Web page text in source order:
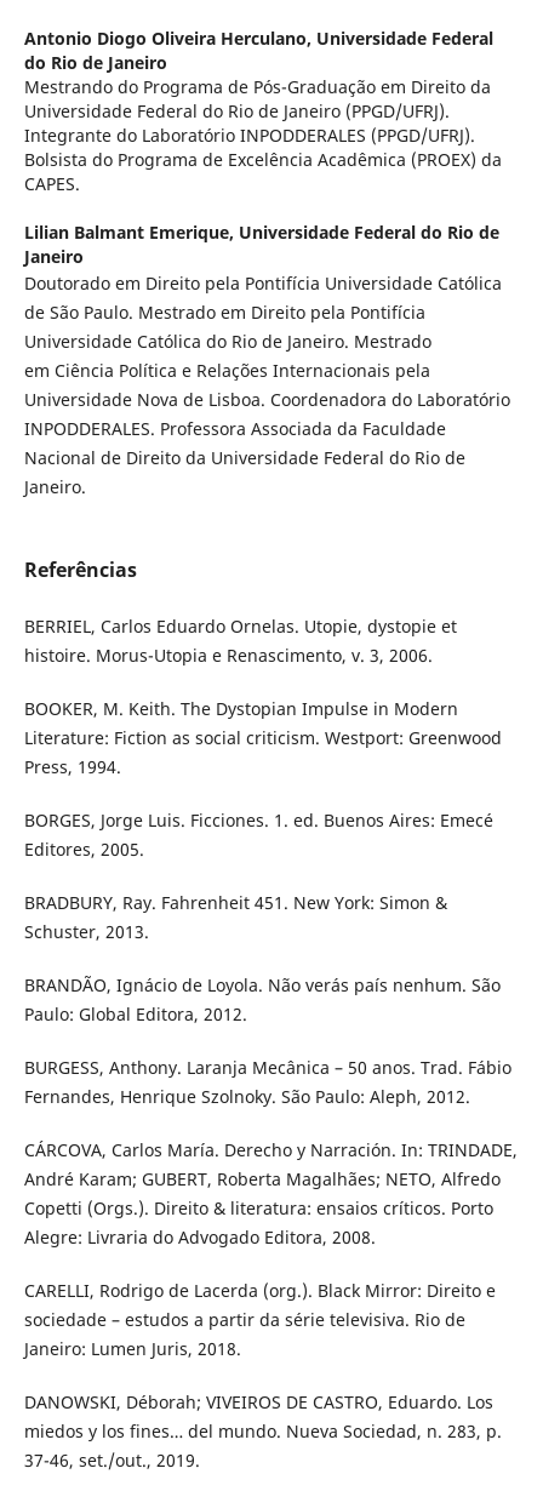
Antonio Diogo Oliveira Herculano, Universidade Federal
do Rio de Janeiro
Mestrando do Programa de Pós-Graduação em Direito da
Universidade Federal do Rio de Janeiro (PPGD/UFRJ).
Integrante do Laboratório INPODDERALES (PPGD/UFRJ).
Bolsista do Programa de Excelência Acadêmica (PROEX) da
CAPES.
Lilian Balmant Emerique, Universidade Federal do Rio de
Janeiro
Doutorado em Direito pela Pontifícia Universidade Católica
de São Paulo. Mestrado em Direito pela Pontifícia
Universidade Católica do Rio de Janeiro. Mestrado
em Ciência Política e Relações Internacionais pela
Universidade Nova de Lisboa. Coordenadora do Laboratório
INPODDERALES. Professora Associada da Faculdade
Nacional de Direito da Universidade Federal do Rio de
Janeiro.
Referências
BERRIEL, Carlos Eduardo Ornelas. Utopie, dystopie et
histoire. Morus-Utopia e Renascimento, v. 3, 2006.
BOOKER, M. Keith. The Dystopian Impulse in Modern
Literature: Fiction as social criticism. Westport: Greenwood
Press, 1994.
BORGES, Jorge Luis. Ficciones. 1. ed. Buenos Aires: Emecé
Editores, 2005.
BRADBURY, Ray. Fahrenheit 451. New York: Simon &
Schuster, 2013.
BRANDÃO, Ignácio de Loyola. Não verás país nenhum. São
Paulo: Global Editora, 2012.
BURGESS, Anthony. Laranja Mecânica – 50 anos. Trad. Fábio
Fernandes, Henrique Szolnoky. São Paulo: Aleph, 2012.
CÁRCOVA, Carlos María. Derecho y Narración. In: TRINDADE,
André Karam; GUBERT, Roberta Magalhães; NETO, Alfredo
Copetti (Orgs.). Direito & literatura: ensaios críticos. Porto
Alegre: Livraria do Advogado Editora, 2008.
CARELLI, Rodrigo de Lacerda (org.). Black Mirror: Direito e
sociedade – estudos a partir da série televisiva. Rio de
Janeiro: Lumen Juris, 2018.
DANOWSKI, Déborah; VIVEIROS DE CASTRO, Eduardo. Los
miedos y los fines… del mundo. Nueva Sociedad, n. 283, p.
37-46, set./out., 2019.